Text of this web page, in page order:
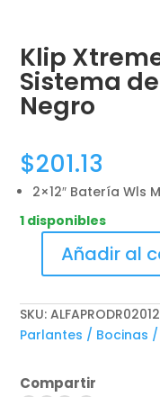
Klip
Sistema
Negro
$201.13
2×12″ Batería Wls
1 disponibles
KLS-
890
-
de
Añadir al
SKU:
Parlantes / Bocinas
Compartir